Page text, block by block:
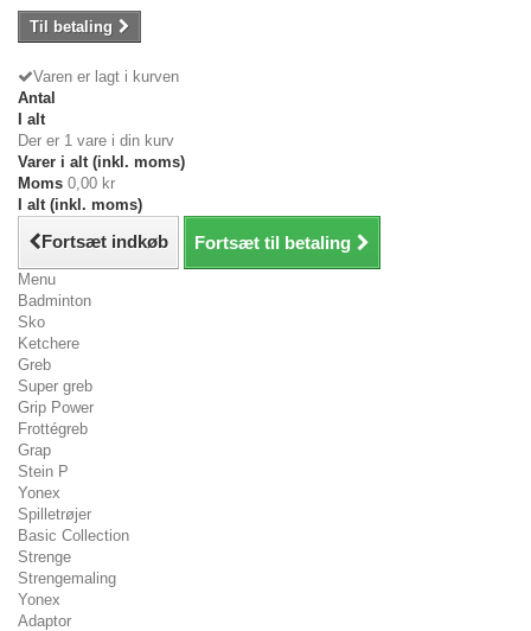
Til betaling
Varen er lagt i kurven
Antal
I alt
Der er 1 vare i din kurv
Varer i alt (inkl. moms)
Moms 0,00 kr
I alt (inkl. moms)
Fortsæt indkøb Fortsæt til betaling
Menu
Badminton
Sko
Ketchere
Greb
Super greb
Grip Power
Frottégreb
Grap
Stein P
Yonex
Spilletrøjer
Basic Collection
Strenge
Strengemaling
Yonex
Adaptor